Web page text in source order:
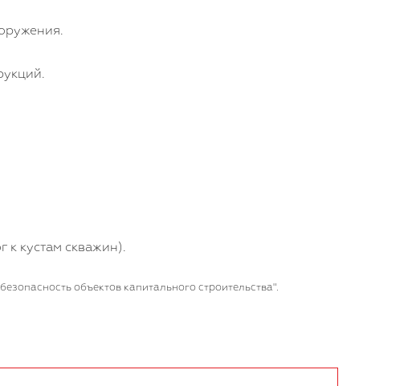
к кустам скважин).
объектов капитального строительства".